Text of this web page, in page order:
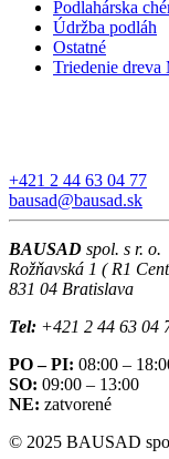
Podlahárska
Údržba podláh
Ostatné
Triedenie dreva
+421 2 44 63 04 77
bausad@bausad.sk
BAUSAD spol. s r. o.
Rožňavská 1 ( R1
831 04 Bratislava
Tel: +421 2 44 63 04
PO – PI: 08:00 –
SO: 09:00 – 13:00
NE: zatvorené
© 2025 BAUSAD